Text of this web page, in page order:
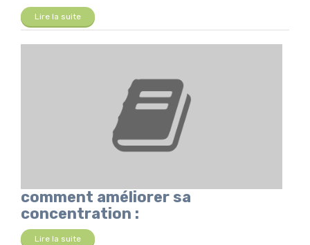
Lire la suite
comment améliorer sa
concentration :
Lire la suite